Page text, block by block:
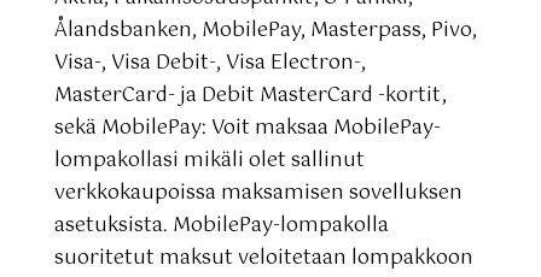
Ålandsbanken, MobilePay, Masterpass, Pivo,
Visa-, Visa Debit-, Visa Electron-,
MasterCard- ja Debit MasterCard -kortit,
sekä MobilePay: Voit maksaa MobilePay-
lompakollasi mikäli olet sallinut
verkkokaupoissa maksamisen sovelluksen
asetuksista. MobilePay-lompakolla
suoritetut maksut veloitetaan lompakkoon